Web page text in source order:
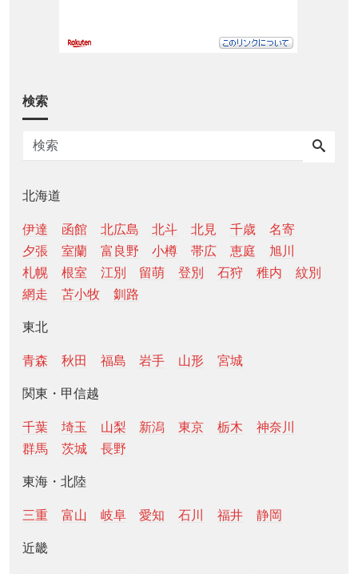
検索
北海道
伊達 函館 北広島 北斗 北見 千歳
名寄
夕張
室蘭 富良野 小樽 帯広 恵庭
旭川
札幌
根室 江別 留萌 登別 石狩 稚内
紋別
網走
苫小牧 釧路
東北
青森 秋田 福島 岩手 山形 宮城
関東・甲信越
千葉 埼玉 山梨 新潟 東京 栃木
神奈川
群馬
茨城 長野
東海・北陸
三重 富山 岐阜 愛知 石川 福井 静岡
近畿